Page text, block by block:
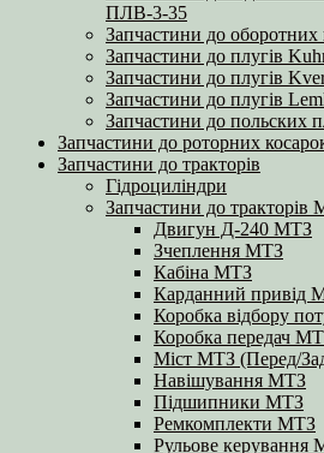
ПЛВ-3-35
Запчастини до
Запчастини до плугів
Запчастини до плугів
Запчастини до плугів
Запчастини до польских
Запчастини до роторних
Запчастини до тракторів
Гідроциліндри
Запчастини до тракторів
Двигун Д-240 МТЗ
Зчеплення МТЗ
Кабіна МТЗ
Карданний привід
Коробка відбору
Коробка передач
Міст МТЗ (Перед/
Навішування МТЗ
Підшипники МТЗ
Ремкомплекти МТЗ
Рульове керування